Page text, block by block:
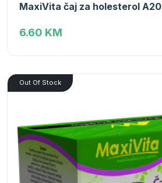
MaxiVita čaj za holesterol A20
6.60 KM
Out Of Stock